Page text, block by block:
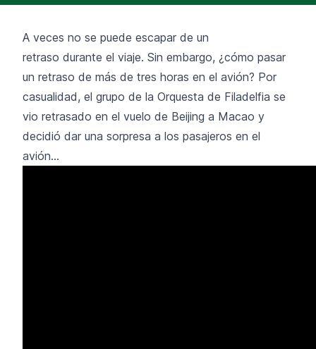
A veces no se puede escapar de un
retraso durante el viaje. Sin embargo, ¿cómo pasar
un retraso de más de tres horas en el avión? Por
casualidad, el grupo de la Orquesta de Filadelfia se
vio retrasado en el vuelo de Beijing a Macao y
decidió dar una sorpresa a los pasajeros en el
avión...